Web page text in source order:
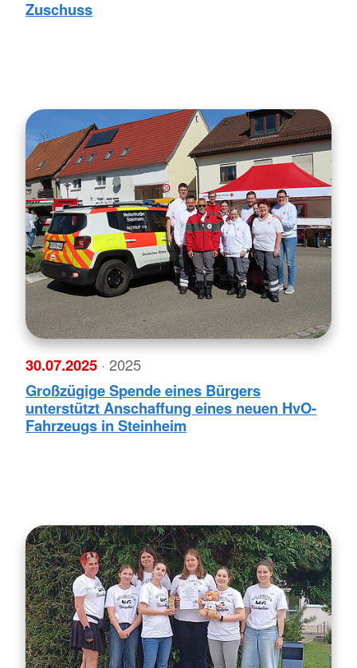
Zuschuss
30.07.2025 · 2025
Großzügige Spende eines Bürgers
unterstützt Anschaffung eines neuen HvO-
Fahrzeugs in Steinheim